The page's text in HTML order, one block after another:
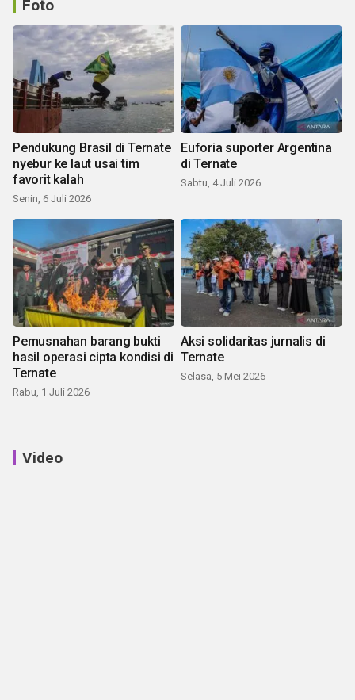
Foto
Pendukung Brasil di Ternate
nyebur ke laut usai tim
favorit kalah
Senin, 6 Juli 2026
Euforia suporter Argentina
di Ternate
Sabtu, 4 Juli 2026
Pemusnahan barang bukti
hasil operasi cipta kondisi di
Ternate
Rabu, 1 Juli 2026
Aksi solidaritas jurnalis di
Ternate
Selasa, 5 Mei 2026
Video